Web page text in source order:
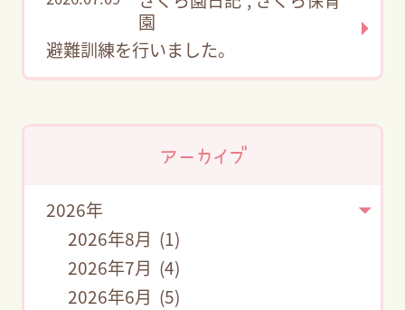
園
避難訓練を行いました。
アーカイブ
2026年
2026年8月 (1)
2026年7月 (4)
2026年6月 (5)